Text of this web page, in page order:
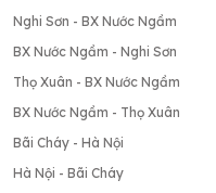
Nghi Sơn - BX Nước Ngầm
BX Nước Ngầm - Nghi Sơn
Thọ Xuân - BX Nước Ngầm
BX Nước Ngầm - Thọ Xuân
Bãi Cháy - Hà Nội
Hà Nội - Bãi Cháy